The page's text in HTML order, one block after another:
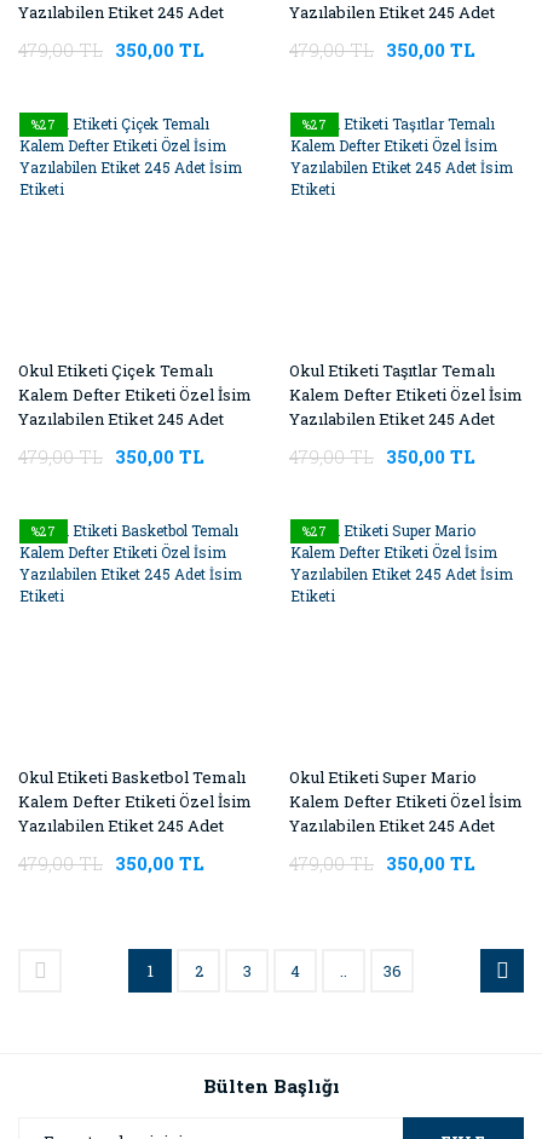
Yazılabilen Etiket 245 Adet
479,00 TL 350,00 TL
Yazılabilen Etiket 245 Adet
479,00 TL 350,00 TL
%27
Okul Etiketi Çiçek Temalı
Kalem Defter Etiketi Özel İsim
Yazılabilen Etiket 245 Adet
479,00 TL 350,00 TL
%27
Okul Etiketi Taşıtlar Temalı
Kalem Defter Etiketi Özel İsim
Yazılabilen Etiket 245 Adet
479,00 TL 350,00 TL
%27
Okul Etiketi Basketbol Temalı
Kalem Defter Etiketi Özel İsim
Yazılabilen Etiket 245 Adet
479,00 TL 350,00 TL
%27
Okul Etiketi Super Mario
Kalem Defter Etiketi Özel İsim
Yazılabilen Etiket 245 Adet
479,00 TL 350,00 TL
1 2 3 4 36
Bülten Başlığı